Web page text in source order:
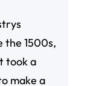
the 1500s,
took a
make a